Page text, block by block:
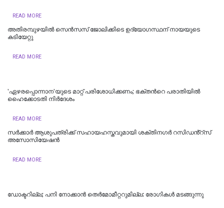
READ MORE
അതിരമ്പുഴയില്‍ സെൻസസ് ജോലിക്കിടെ ഉദ്യോഗസ്ഥന് നായയുടെ
കടിയേറ്റു
READ MORE
'ഏഴരപ്പൊന്നാന'യുടെ മാറ്റ് പരിശോധിക്കണം; ഭക്തന്‍റെ പരാതിയിൽ
ഹെെക്കോടതി നിർദേശം
READ MORE
സർക്കാർ ആശുപത്രിക്ക് സഹായഹസ്തവുമായി ശക്തിനഗർ റസിഡൻ്റ്സ്
അസോസിയേഷൻ
READ MORE
ഡോക്ടറില്ല; പനി നോക്കാൻ തെർമോമീറ്ററുമില്ല: രോഗികൾ മടങ്ങുന്നു